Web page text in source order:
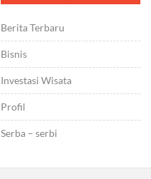
Berita Terbaru
Bisnis
Investasi Wisata
Profil
Serba – serbi